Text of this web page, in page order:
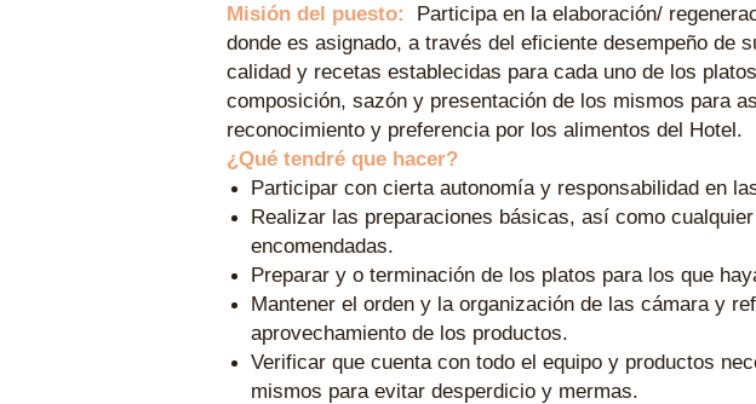
Misión del puesto:
Participa en la elaboración/
donde es asignado, a través del eficiente desempeño de
calidad y recetas establecidas para cada uno de los
composición, sazón y presentación de los mismos para
reconocimiento y preferencia por los alimentos del Hotel.
¿Qué tendré que hacer?
Participar con cierta autonomía y responsabilidad en
Realizar las preparaciones básicas, así como
encomendadas.
Preparar y o terminación de los platos para los que
Mantener el orden y la organización de las cámara y
aprovechamiento de los productos.
Verificar que cuenta con todo el equipo y productos
mismos para evitar desperdicio y mermas.